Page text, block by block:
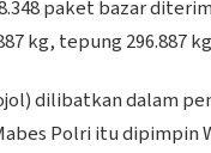
paket bazar
kg, tepung 296.887
dilibatkan dalam
Polri itu dipimpin